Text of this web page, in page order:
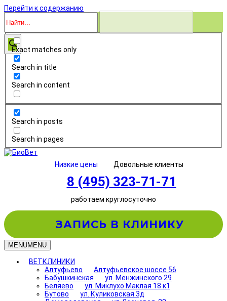
Перейти к содержанию
Exact matches only
Search in title
Search in content
Search in posts
Search in pages
Низкие цены Довольные клиенты
8 (495) 323-71-71
работаем круглосуточно
ЗАПИСЬ В КЛИНИКУ
MENUMENU
ВЕТКЛИНИКИ
Алтуфьево
Алтуфьевское шоссе 56
Бабушкинская
ул. Менжинского 29
Беляево
ул. Миклухо Маклая 18 к1
Бутово
ул. Куликовская 3д